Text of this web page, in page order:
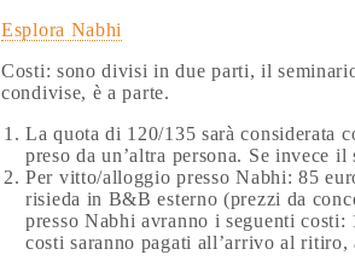
Esplora Nabhi
Costi: sono divisi in due parti, il
condivise, è a parte.
La quota di 120/135 sarà considerata
preso da un’altra persona. Se invece
Per vitto/alloggio presso Nabhi: 85
risieda in B&B esterno (prezzi da
presso Nabhi avranno i seguenti costi:
costi saranno pagati all’arrivo al ritiro,